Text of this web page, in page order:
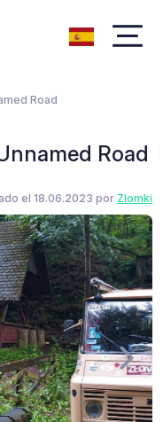
Road
Road
el 18.06.2023 por Zlomki